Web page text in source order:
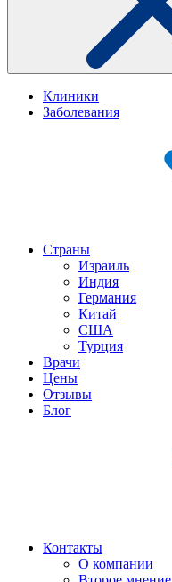
Клиники
Заболевания
Страны
Израиль
Индия
Германия
Китай
США
Турция
Врачи
Цены
Отзывы
Блог
Контакты
О компании